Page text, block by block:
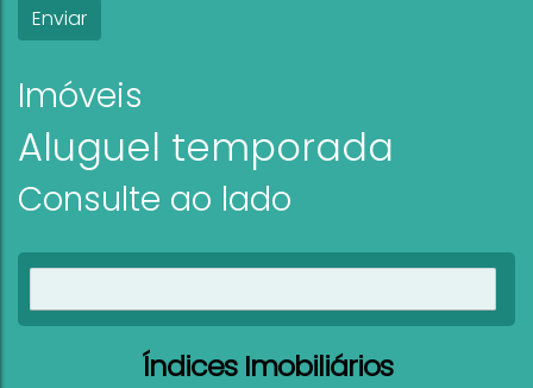
Imóveis
Aluguel temporada
Consulte ao lado
Índices Imobiliários